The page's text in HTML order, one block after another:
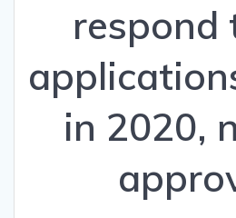
respond
in 2020,